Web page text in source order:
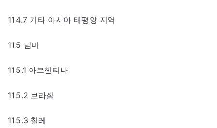
11.4.7 기타 아시아 태평양 지역
11.5 남미
11.5.1 아르헨티나
11.5.2 브라질
11.5.3 칠레